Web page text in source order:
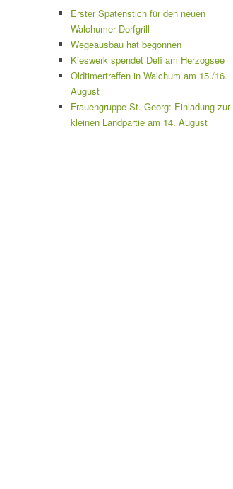
Erster Spatenstich für den neuen
Walchumer Dorfgrill
Wegeausbau hat begonnen
Kieswerk spendet Defi am Herzogsee
Oldtimertreffen in Walchum am 15./16.
August
Frauengruppe St. Georg: Einladung zur
kleinen Landpartie am 14. August